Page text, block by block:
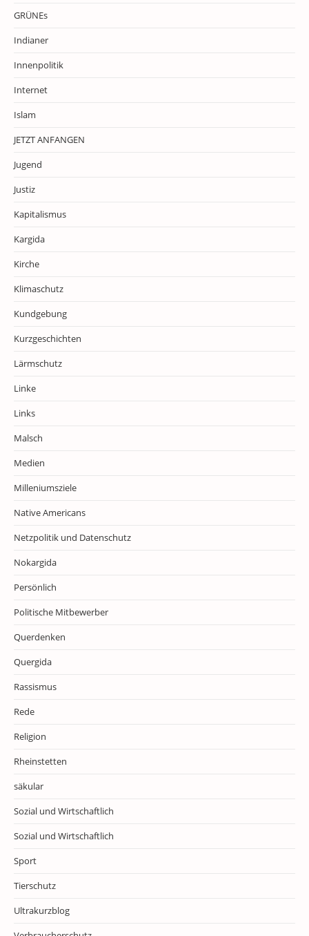
GRÜNEs
Indianer
Innenpolitik
Internet
Islam
JETZT ANFANGEN
Jugend
Justiz
Kapitalismus
Kargida
Kirche
Klimaschutz
Kundgebung
Kurzgeschichten
Lärmschutz
Linke
Links
Malsch
Medien
Milleniumsziele
Native Americans
Netzpolitik und Datenschutz
Nokargida
Persönlich
Politische Mitbewerber
Querdenken
Quergida
Rassismus
Rede
Religion
Rheinstetten
säkular
Sozial und Wirtschaftlich
Sozial und Wirtschaftlich
Sport
Tierschutz
Ultrakurzblog